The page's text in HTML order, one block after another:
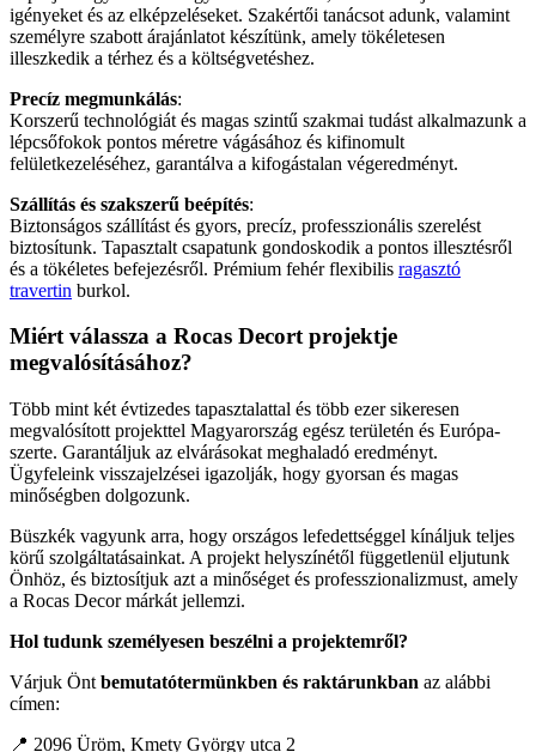
igényeket és az elképzeléseket. Szakértői tanácsot adunk, valamint
személyre szabott árajánlatot készítünk, amely tökéletesen
illeszkedik a térhez és a költségvetéshez.
Precíz megmunkálás:
Korszerű technológiát és magas szintű szakmai tudást alkalmazunk a
lépcsőfokok pontos méretre vágásához és kifinomult
felületkezeléséhez, garantálva a kifogástalan végeredményt.
Szállítás és szakszerű beépítés:
Biztonságos szállítást és gyors, precíz, professzionális szerelést
biztosítunk. Tapasztalt csapatunk gondoskodik a pontos illesztésről
és a tökéletes befejezésről. Prémium fehér flexibilis ragasztó
travertin burkol.
Miért válassza a Rocas Decort projektje
megvalósításához?
Több mint két évtizedes tapasztalattal és több ezer sikeresen
megvalósított projekttel Magyarország egész területén és Európa-
szerte. Garantáljuk az elvárásokat meghaladó eredményt.
Ügyfeleink visszajelzései igazolják, hogy gyorsan és magas
minőségben dolgozunk.
Büszkék vagyunk arra, hogy országos lefedettséggel kínáljuk teljes
körű szolgáltatásainkat. A projekt helyszínétől függetlenül eljutunk
Önhöz, és biztosítjuk azt a minőséget és professzionalizmust, amely
a Rocas Decor márkát jellemzi.
Hol tudunk személyesen beszélni a projektemről?
Várjuk Önt bemutatótermünkben és raktárunkban az alábbi
címen:
📍 2096 Üröm, Kmety György utca 2